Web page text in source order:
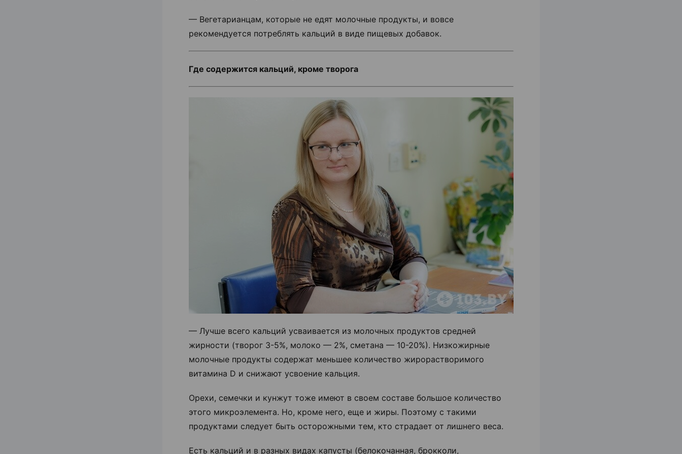
— Вегетарианцам, которые не едят молочные продукты, и вовсе
рекомендуется потреблять кальций в виде пищевых добавок.
Где содержится кальций, кроме творога
— Лучше всего кальций усваивается из молочных продуктов средней
жирности (творог 3-5%, молоко — 2%, сметана — 10-20%). Низкожирные
молочные продукты содержат меньшее количество жирорастворимого
витамина D и снижают усвоение кальция.
Орехи, семечки и кунжут тоже имеют в своем составе большое количество
этого микроэлемента. Но, кроме него, еще и жиры. Поэтому с такими
продуктами следует быть осторожными тем, кто страдает от лишнего веса.
Есть кальций и в разных видах капусты (белокочанная, брокколи,